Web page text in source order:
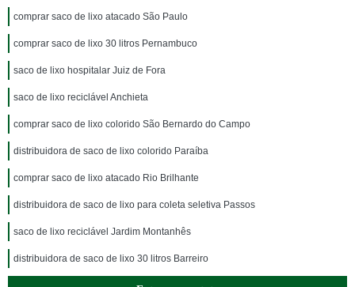
comprar saco de lixo atacado São Paulo
comprar saco de lixo 30 litros Pernambuco
saco de lixo hospitalar Juiz de Fora
saco de lixo reciclável Anchieta
comprar saco de lixo colorido São Bernardo do Campo
distribuidora de saco de lixo colorido Paraíba
comprar saco de lixo atacado Rio Brilhante
distribuidora de saco de lixo para coleta seletiva Passos
saco de lixo reciclável Jardim Montanhês
distribuidora de saco de lixo 30 litros Barreiro